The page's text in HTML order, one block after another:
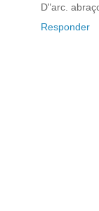
D"arc.
Responder